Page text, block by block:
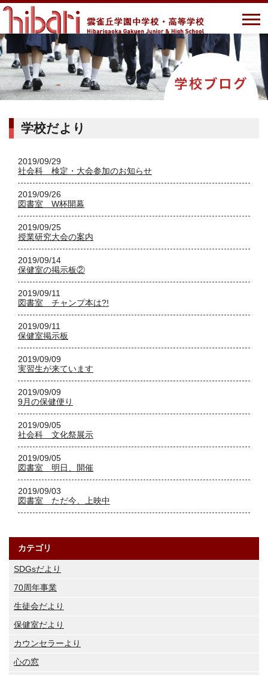
学校だより
2019/09/29
社会科 検定・大会参加のお知らせ
2019/09/26
図書室 W杯開幕
2019/09/25
授業研究大会の案内
2019/09/14
保健室の掲示板②
2019/09/11
図書室 チャンプ本は?!
2019/09/11
保健室掲示板
2019/09/09
実習生が来ています
2019/09/09
9月の保健便り
2019/09/05
社会科 文化祭展示
2019/09/05
図書室 明日、開催
2019/09/03
図書室 ただ今、上映中
カテゴリ
SDGsだより
70周年事業
生徒会だより
保健室だより
カウンセラーより
心の窓